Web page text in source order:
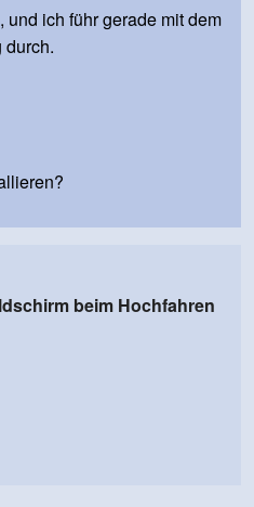
ich führ gerade mit dem
durch.
beim Hochfahren